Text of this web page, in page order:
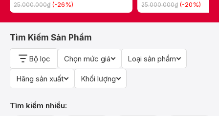
25.000.000₫ (-26%) 25.000.000₫ (-20%)
Tìm Kiếm Sản Phẩm
Bộ lọc Chọn mức giá Loại sản phẩm
Hãng sản xuất Khối lượng
Tìm kiếm nhiều: